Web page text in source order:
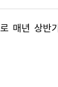
매년 상